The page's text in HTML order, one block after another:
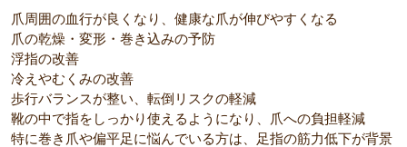
爪周囲の血行が良くなり、健康な爪が伸びやすくなる
爪の乾燥・変形・巻き込みの予防
浮指の改善
冷えやむくみの改善
歩行バランスが整い、転倒リスクの軽減
靴の中で指をしっかり使えるようになり、爪への負担軽減
特に巻き爪や偏平足に悩んでいる方は、足指の筋力低下が背景